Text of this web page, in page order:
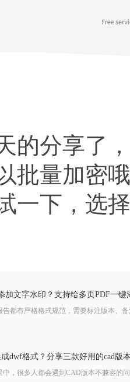
的分享了
批量加密
一下，选
加文字水印？支持给多页PDF一键
都有严格格式规范，需要标注版本、
dwf格式？分享三款好用的cad版
，很多人都会遇到CAD版本不兼容的